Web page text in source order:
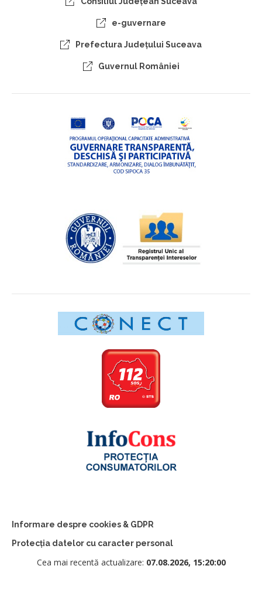
e-guvernare
Prefectura Judeţului Suceava
Guvernul României
Informare despre cookies & GDPR
Protecția datelor cu caracter personal
Cea mai recentă actualizare: 07.08.2026, 15:20:00